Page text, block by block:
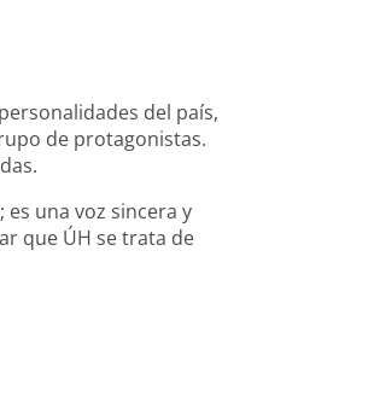
del país,
de protagonistas.
una voz sincera y
que ÚH se trata de